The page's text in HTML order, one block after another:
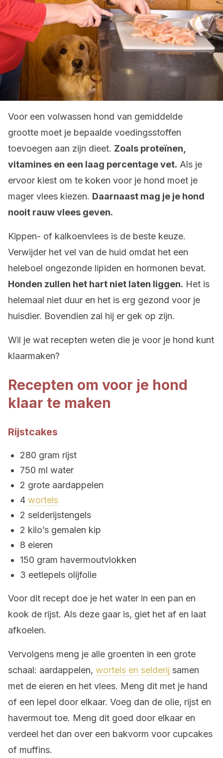
Voor een volwassen hond van gemiddelde
grootte moet je bepaalde voedingsstoffen
toevoegen aan zijn dieet. Zoals proteïnen,
vitamines en een laag percentage vet. Als je
ervoor kiest om te koken voor je hond moet je
mager vlees kiezen. Daarnaast mag je je hond
nooit rauw vlees geven.
Kippen- of kalkoenvlees is de beste keuze.
Verwijder het vel van de huid omdat het een
heleboel ongezonde lipiden en hormonen bevat.
Honden zullen het hart niet laten liggen. Het is
helemaal niet duur en het is erg gezond voor je
huisdier. Bovendien zal hij er gek op zijn.
Wil je wat recepten weten die je voor je hond kunt
klaarmaken?
Recepten om voor je hond
klaar te maken
Rijstcakes
280 gram rijst
750 ml water
2 grote aardappelen
4 wortels
2 selderijstengels
2 kilo’s gemalen kip
8 eieren
150 gram havermoutvlokken
3 eetlepels olijfolie
Voor dit recept doe je het water in een pan en
kook de rijst. Als deze gaar is, giet het af en laat
afkoelen.
Vervolgens meng je alle groenten in een grote
schaal: aardappelen, wortels en selderij samen
met de eieren en het vlees. Meng dit met je hand
of een lepel door elkaar. Voeg dan de olie, rijst en
havermout toe. Meng dit goed door elkaar en
verdeel het dan over een bakvorm voor cupcakes
of muffins.